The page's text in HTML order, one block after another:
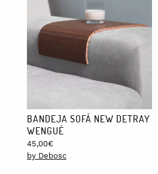
BANDEJA SOFÁ NEW DETRAY
WENGUÉ
45,00€
by Debosc